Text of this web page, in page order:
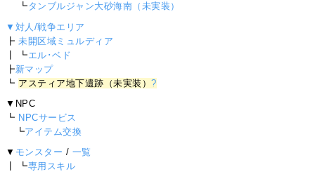
┗ タンブルジャン大砂海南（未実装）
▼対人/戦争エリア
┣未開区域ミュルディア
┃ ┗エル･ベド
┣新マップ
┗ アスティア地下遺跡（未実装）?
▼NPC
┗ NPCサービス
┗アイテム交換
▼ モンスター / 一覧
┃ ┗専用スキル